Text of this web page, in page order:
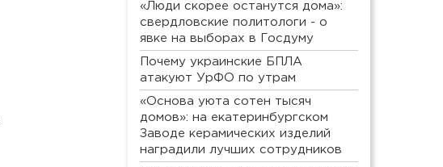
«Люди скорее останутся дома»:
свердловские политологи - о
явке на выборах в Госдуму
Почему украинские БПЛА
атакуют УрФО по утрам
«Основа уюта сотен тысяч
домов»: на екатеринбургском
Заводе керамических изделий
наградили лучших сотрудников